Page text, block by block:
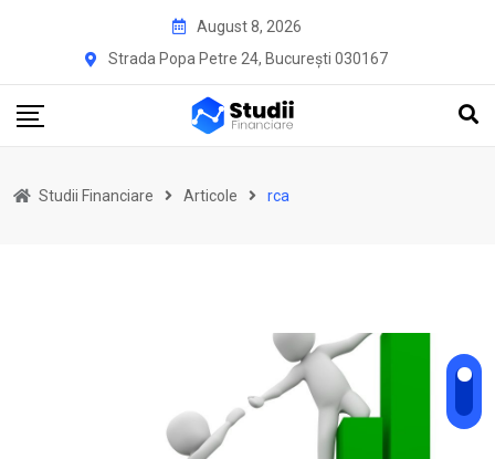
August 8, 2026
Strada Popa Petre 24, București 030167
Studii Financiare Articole rca